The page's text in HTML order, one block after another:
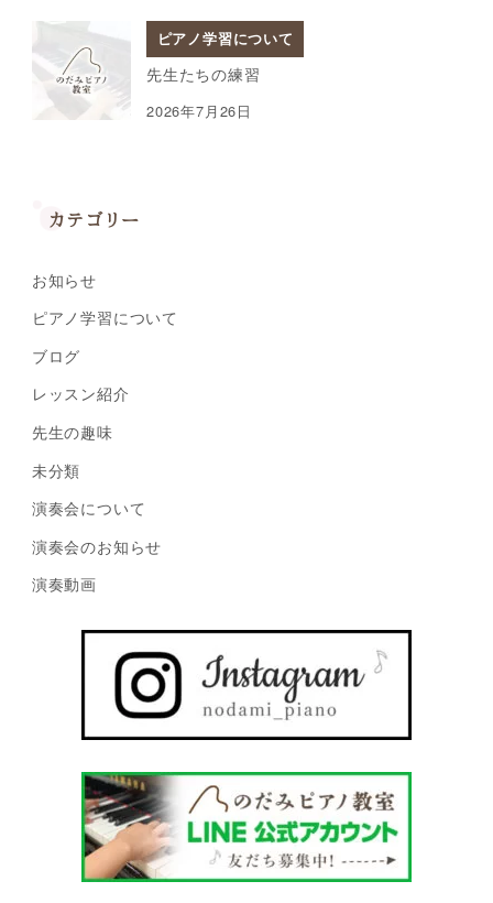
ピアノ学習について
先生たちの練習
2026年7月26日
カテゴリー
お知らせ
ピアノ学習について
ブログ
レッスン紹介
先生の趣味
未分類
演奏会について
演奏会のお知らせ
演奏動画